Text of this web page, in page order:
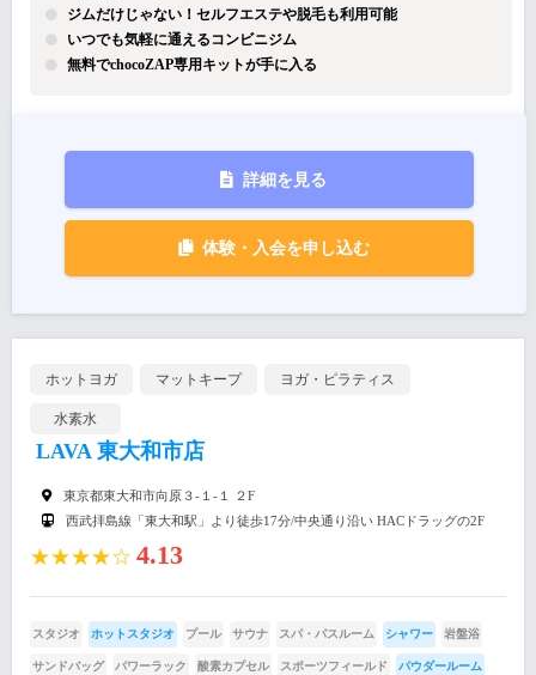
ジムだけじゃない！セルフエステや脱毛も利用可能
いつでも気軽に通えるコンビニジム
無料でchocoZAP専用キットが手に入る
詳細を見る
体験・入会を申し込む
ホットヨガ マットキープ ヨガ・ピラティス
水素水
LAVA 東大和市店
東京都東大和市向原３-１-１ ２F
西武拝島線「東大和駅」より徒歩17分/中央通り沿い HACドラッグの2F
★★★★☆ 4.13
スタジオ ホットスタジオ プール サウナ スパ・バスルーム シャワー 岩盤浴
サンドバッグ パワーラック 酸素カプセル スポーツフィールド パウダールーム